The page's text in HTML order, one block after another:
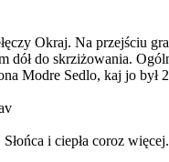
Okraj. Na przejściu
do skrziżowania.
Modre Sedlo, kaj jo był
i ciepła coroz więcej.